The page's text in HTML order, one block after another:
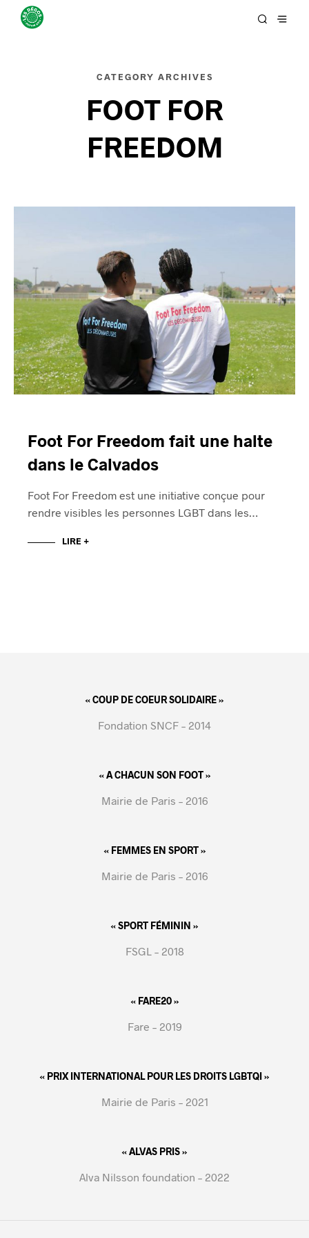
CATEGORY ARCHIVES
FOOT FOR
FREEDOM
Foot For Freedom fait une halte
dans le Calvados
Foot For Freedom est une initiative conçue pour
rendre visibles les personnes LGBT dans les…
LIRE +
« COUP DE COEUR SOLIDAIRE »
Fondation SNCF – 2014
« A CHACUN SON FOOT »
Mairie de Paris – 2016
« FEMMES EN SPORT »
Mairie de Paris – 2016
« SPORT FÉMININ »
FSGL – 2018
« FARE20 »
Fare – 2019
« PRIX INTERNATIONAL POUR LES DROITS LGBTQI »
Mairie de Paris – 2021
« ALVAS PRIS »
Alva Nilsson foundation – 2022